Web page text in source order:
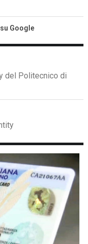
Google
del Politecnico di